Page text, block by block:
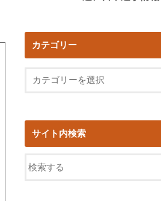
カテゴリー
サイト内検索